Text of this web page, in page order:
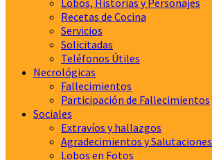
Lobos, Historias y Personajes
Recetas de Cocina
Servicios
Solicitadas
Teléfonos Útiles
Necrológicas
Fallecimientos
Participación de Fallecimientos
Sociales
Extravíos y hallazgos
Agradecimientos y Salutaciones
Lobos en Fotos